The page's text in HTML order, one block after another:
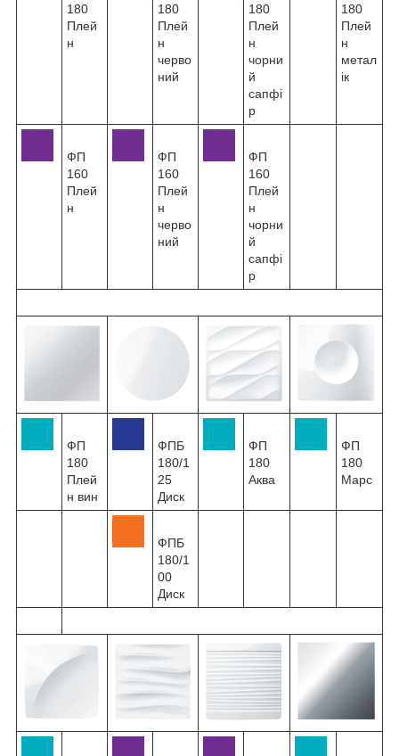
180
Плей
н
180
Плей
н
черво
ний
180
Плей
н
чорни
й
сапфі
р
180
Плей
н
метал
ік
ФП
160
Плей
н
ФП
160
Плей
н
черво
ний
ФП
160
Плей
н
чорни
й
сапфі
р
ФП
180
Плей
н вин
ФПБ
180/1
25
Диск
ФП
180
Аква
ФП
180
Марс
ФПБ
180/1
00
Диск